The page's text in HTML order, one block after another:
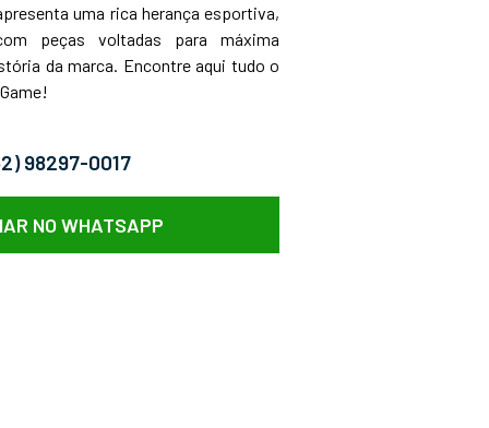
uma rica herança esportiva,
peças voltadas para máxima
da marca. Encontre aqui tudo o
98297-0017
NO WHATSAPP